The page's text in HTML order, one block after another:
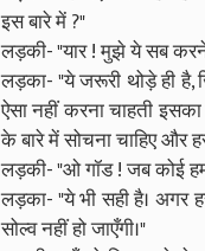
इस बारे में ?"
लड़की- "यार ! मुझे ये सब करने
लड़का- "ये जरूरी थोड़े ही है,
ऐसा नहीं करना चाहती
के बारे में सोचना चाहिए और
लड़की- "ओ गॉड ! जब कोई
लड़का- "ये भी सही है। अगर
सोल्व नहीं हो जाएँगी।"